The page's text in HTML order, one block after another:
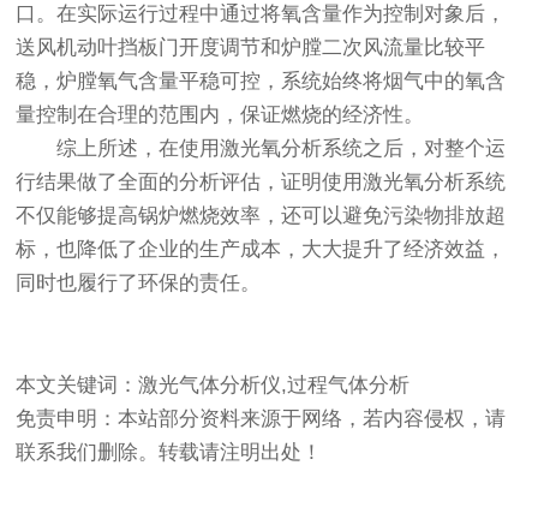
口。在实际运行过程中通过将氧含量作为控制对象后，
送风机动叶挡板门开度调节和炉膛二次风流量比较平
稳，炉膛氧气含量平稳可控，系统始终将烟气中的氧含
量控制在合理的范围内，保证燃烧的经济性。
综上所述，在使用激光氧分析系统之后，对整个运
行结果做了全面的分析评估，证明使用激光氧分析系统
不仅能够提高锅炉燃烧效率，还可以避免污染物排放超
标，也降低了企业的生产成本，大大提升了经济效益，
同时也履行了环保的责任。
本文关键词：激光气体分析仪,过程气体分析
免责申明：本站部分资料来源于网络，若内容侵权，请
联系我们删除。转载请注明出处！